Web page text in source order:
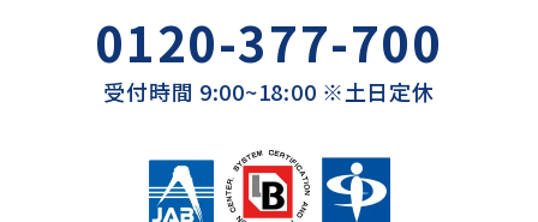
0120-377-700
受付時間 9:00~18:00 ※土日定休